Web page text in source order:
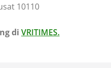
10110
di VRITIMES.